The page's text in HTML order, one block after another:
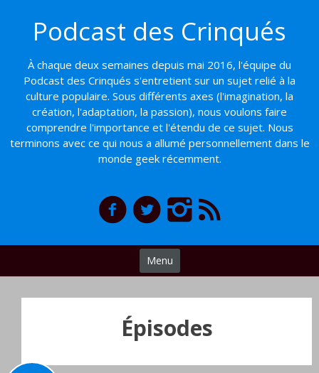
contenu
Podcast des Crinqués
À chaque deux semaines depuis mai 2016, l'équipe du
Podcast des Crinqués s'entretient sur un sujet relié à la
culture populaire. Sous différents axes (l'imagination, la
création, l'adaptation, la passion), nous voulons faire
comprendre l'importance et l'étendu de ce sujet. Nous
terminons avec ce qui nous a allumé personnellement dans le
monde geek récemment.
Menu
Épisodes